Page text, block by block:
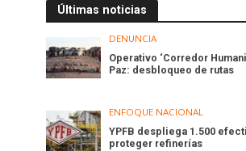
Últimas noticias
DENUNCIA
Operativo ‘Corredor
Paz: desbloqueo de rutas
ENFOQUE NACIONAL
YPFB despliega 1.500
proteger refinerías